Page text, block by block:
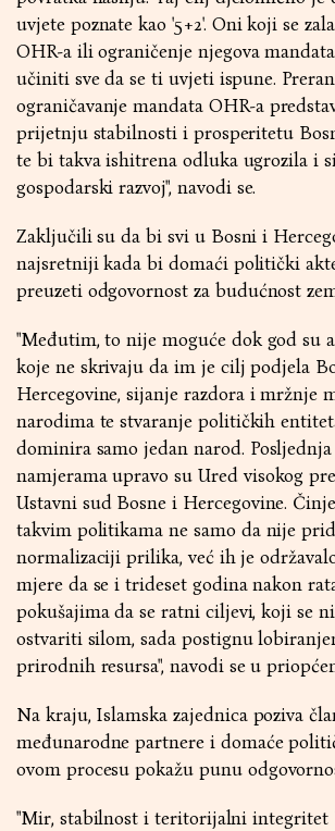
uvjete poznate kao '5+2'. Oni koji se
OHR-a ili ograničenje njegova
učiniti sve da se ti uvjeti ispune.
ograničavanje mandata OHR-a
prijetnju stabilnosti i prosperitetu
te bi takva ishitrena odluka ugrozila i
gospodarski razvoj", navodi se.
Zaključili su da bi svi u Bosni i
najsretniji kada bi domaći politički
preuzeti odgovornost za budućnost
"Međutim, to nije moguće dok god su
koje ne skrivaju da im je cilj podjela
Hercegovine, sijanje razdora i mržnje
narodima te stvaranje političkih
dominira samo jedan narod.
namjerama upravo su Ured visokog
Ustavni sud Bosne i Hercegovine.
takvim politikama ne samo da nije
normalizaciji prilika, već ih je
mjere da se i trideset godina nakon
pokušajima da se ratni ciljevi, koji se
ostvariti silom, sada postignu
prirodnih resursa", navodi se u
Na kraju, Islamska zajednica poziva
međunarodne partnere i domaće
ovom procesu pokažu punu
"Mir, stabilnost i teritorijalni integritet